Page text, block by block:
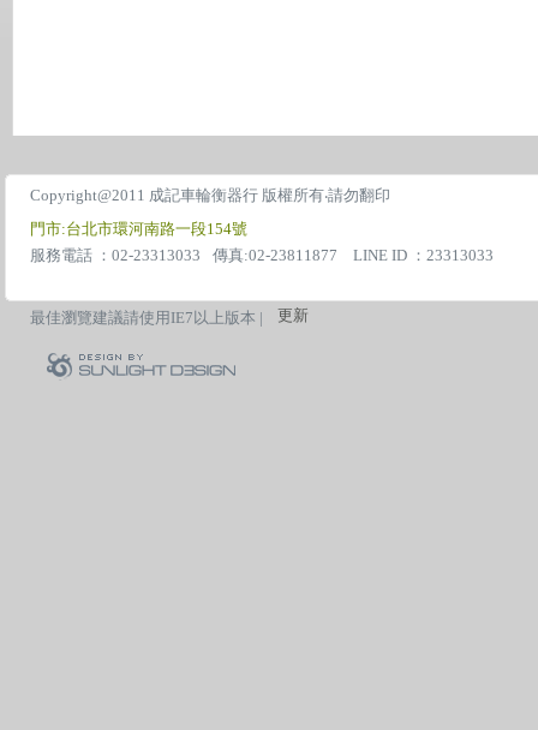
Copyright@2011 成記車輪衡器行 版權所有‧請勿翻印
門市:台北市環河南路一段154號
服務電話 ：02-23313033
傳真:02-23811877 LINE ID ：23313033
最佳瀏覽建議請使用IE7以上版本 | 更新